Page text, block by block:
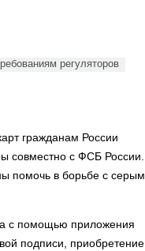
регуляторов
гражданам России
совместно с ФСБ России.
помочь в борьбе с серым
с помощью приложения
подписи, приобретение